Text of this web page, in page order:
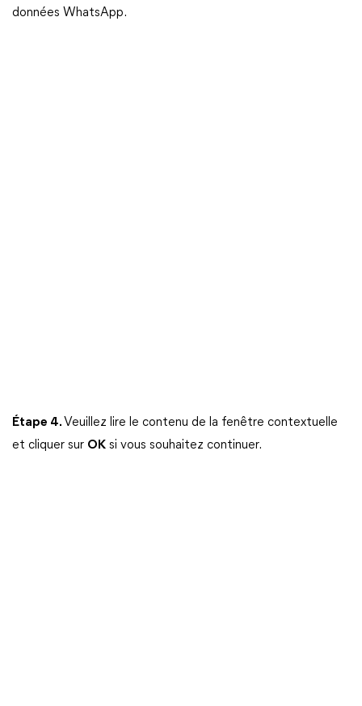
données WhatsApp.
Étape 4. Veuillez lire le contenu de la fenêtre contextuelle
et cliquer sur OK si vous souhaitez continuer.